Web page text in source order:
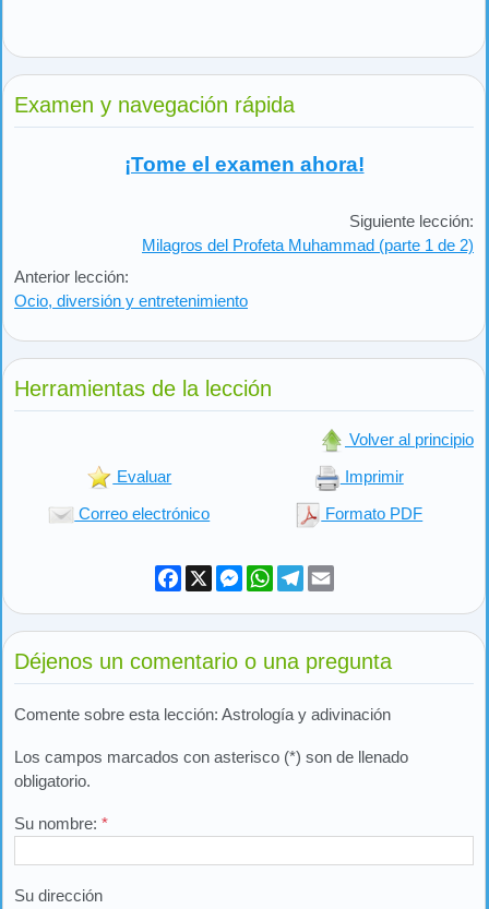
Examen y navegación rápida
¡Tome el examen ahora!
Anterior lección:
Ocio, diversión y entretenimiento
Siguiente lección:
Milagros del Profeta Muhammad (parte 1 de 2)
Herramientas de la lección
Volver al principio
Evaluar Imprimir
Correo electrónico Formato PDF
Facebook
X Messenger
WhatsApp
Telegram
Déjenos un comentario o una pregunta
Comente sobre esta lección: Astrología y adivinación
Los campos marcados con asterisco (*) son de llenado
obligatorio.
Su nombre: *
Su dirección